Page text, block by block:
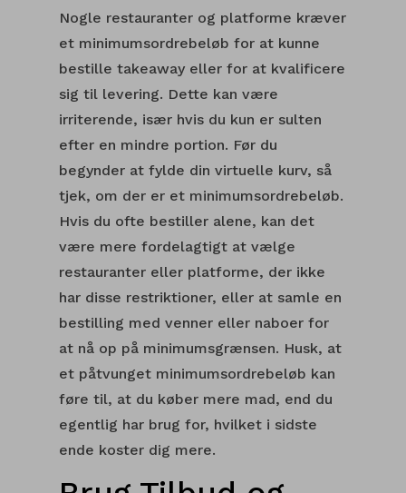
Nogle restauranter og platforme kræver
et minimumsordrebeløb for at kunne
bestille takeaway eller for at kvalificere
sig til levering. Dette kan være
irriterende, især hvis du kun er sulten
efter en mindre portion. Før du
begynder at fylde din virtuelle kurv, så
tjek, om der er et minimumsordrebeløb.
Hvis du ofte bestiller alene, kan det
være mere fordelagtigt at vælge
restauranter eller platforme, der ikke
har disse restriktioner, eller at samle en
bestilling med venner eller naboer for
at nå op på minimumsgrænsen. Husk, at
et påtvunget minimumsordrebeløb kan
føre til, at du køber mere mad, end du
egentlig har brug for, hvilket i sidste
ende koster dig mere.